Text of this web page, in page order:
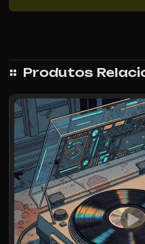
Produtos